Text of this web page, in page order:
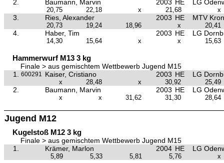
2. Baumann, Marvin 2003 HE LG
20,75 22,18 x 21,68 x
3. Ries, Alexander 2003 HE MTV
20,73 19,24 18,96 x 20,41
4. Haber, Tim 2003 HE LG
14,30 15,64 x x 15,63
Hammerwurf M13 3 kg
Finale > aus gemischtem Wettbewerb Jugend M15
1.
600291 Kaiser, Cristiano 2003 HE LG
x 28,48 x 30,92 25,49
2. Baumann, Marvin 2003 HE LG
x x 31,62 31,30 28,64
Jugend M12
Kugelstoß M12 3 kg
Finale > aus gemischtem Wettbewerb Jugend M15
1.
Krämer, Marlon 2004 HE LG
5,89 5,33 5,81 5,76 x